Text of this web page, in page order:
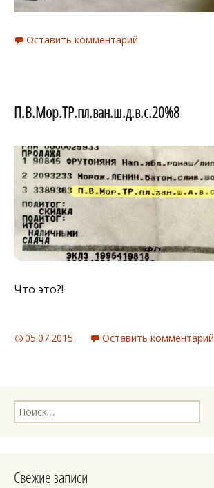
Оставить комментарий
П.В.Мор.ТР.пл.ван.ш.д.в.с.20%8
Что это?!
05.07.2015 Оставить комментарий
Найти:
Свежие записи